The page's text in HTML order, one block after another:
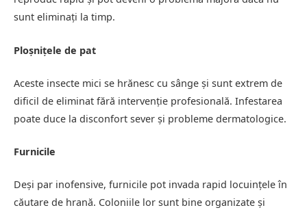
sunt eliminați la timp.
Ploșnițele de pat
Aceste insecte mici se hrănesc cu sânge și sunt extrem de
dificil de eliminat fără intervenție profesională. Infestarea
poate duce la disconfort sever și probleme dermatologice.
Furnicile
Deși par inofensive, furnicile pot invada rapid locuințele în
căutare de hrană. Coloniile lor sunt bine organizate și